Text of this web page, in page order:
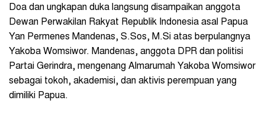
Doa dan ungkapan duka langsung disampaikan anggota
Dewan Perwakilan Rakyat Republik Indonesia asal Papua
Yan Permenes Mandenas, S.Sos, M.Si atas berpulangnya
Yakoba Womsiwor. Mandenas, anggota DPR dan politisi
Partai Gerindra, mengenang Almarumah Yakoba Womsiwor
sebagai tokoh, akademisi, dan aktivis perempuan yang
dimiliki Papua.